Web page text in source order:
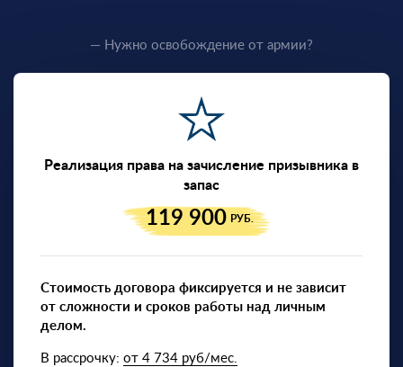
— Нужно освобождение от армии?
Реализация права на зачисление призывника в
запас
119 900 РУБ.
Стоимость договора фиксируется и не зависит
от сложности и сроков работы над личным
делом.
В рассрочку: от 4 734 руб/мес.